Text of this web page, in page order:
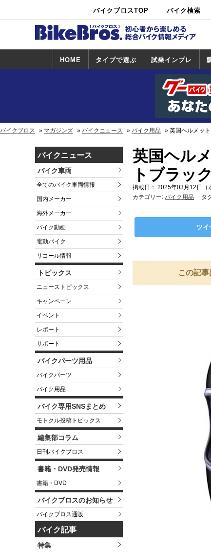
バイクブロスTOP バイク検索
中古バイ
ク・新車検
カタログ検
索
ショップ検
索
HOME タイプで選ぶ 試乗インプレ
試乗インプレ
一覧
ホンダ
ヤマハ
スズキ
カワサキ
ハーレー
BMW
トライアンフ
ドゥカティ
バイクブロス マガジンズ バイクニュース バイク用品 英国ヘルメッ
バイクニュース
バイク車両
全てのバイク車両情報
国内メーカー
海外メーカー
バイク動画
電動バイク
リコール情報
トピックス
ニューストピックス
キャンペーン
イベント
レポート
サポート
バイクパーツ用品
バイクパーツ
バイク用品
バイク専用SNSまとめ
モトクル投稿トピックス
編集部コラム
日刊バイクブロス
書籍・DVD発売情報
書籍・DVD
バイクブロスのお知らせ
バイクブロス通販
バイク記事
特集
英国ヘル
トブラッ
掲載日： 2025年03月12日（
カテゴリー: バイク用品 タ
ツイ
この記